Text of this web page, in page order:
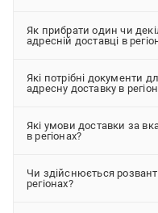
Як прибрати один чи
адресній доставці в
Які потрібні документи
адресну доставку в
Які умови доставки за
в регіонах?
Чи здійснюється
регіонах?